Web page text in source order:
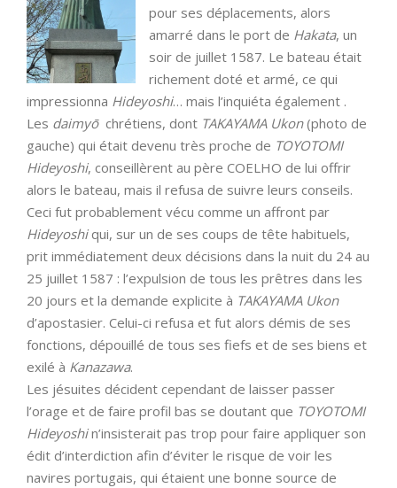
pour ses déplacements, alors
amarré dans le port de Hakata, un
soir de juillet 1587. Le bateau était
richement doté et armé, ce qui
impressionna Hideyoshi… mais l’inquiéta également .
Les daimyō chrétiens, dont TAKAYAMA Ukon(photo de
gauche) qui était devenu très proche de TOYOTOMI
Hideyoshi, conseillèrent au père COELHO de lui offrir
alors le bateau, mais il refusa de suivre leurs conseils.
Ceci fut probablement vécu comme un affront par
Hideyoshiqui, sur un de ses coups de tête habituels,
prit immédiatement deux décisions dans la nuit du 24 au
25 juillet 1587 : l’expulsion de tous les prêtres dans les
20 jours et la demande explicite à TAKAYAMA Ukon
d’apostasier. Celui-ci refusa et fut alors démis de ses
fonctions, dépouillé de tous ses fiefs et de ses biens et
exilé à Kanazawa.
Les jésuites décident cependant de laisser passer
l’orage et de faire profil bas se doutant que TOYOTOMI
Hideyoshin’insisterait pas trop pour faire appliquer son
édit d’interdiction afin d’éviter le risque de voir les
navires portugais, qui étaient une bonne source de